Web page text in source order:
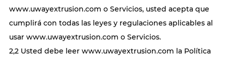
www.uwayextrusion.com o Servicios, usted acepta que
cumplirá con todas las leyes y regulaciones aplicables al
usar www.uwayextrusion.com o Servicios.
2,2 Usted debe leer www.uwayextrusion.com la Política